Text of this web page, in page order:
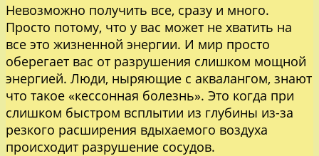
Невозможно получить все, сразу и много.
Просто потому, что у вас может не хватить на
все это жизненной энергии. И мир просто
оберегает вас от разрушения слишком мощной
энергией. Люди, ныряющие с аквалангом, знают
что такое «кессонная болезнь». Это когда при
слишком быстром всплытии из глубины из-за
резкого расширения вдыхаемого воздуха
происходит разрушение сосудов.